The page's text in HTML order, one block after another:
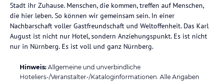
Stadt ihr Zuhause. Menschen, die kommen, treffen auf Menschen,
die hier leben. So können wir gemeinsam sein. In einer
Nachbarschaft voller Gastfreundschaft und Weltoffenheit. Das Karl
August ist nicht nur Hotel, sondern Anziehungspunkt. Es ist nicht
nur in Nürnberg. Es ist voll und ganz Nürnberg.
Hinweis: Allgemeine und unverbindliche
Hoteliers-/Veranstalter-/Kataloginformationen. Alle Angaben